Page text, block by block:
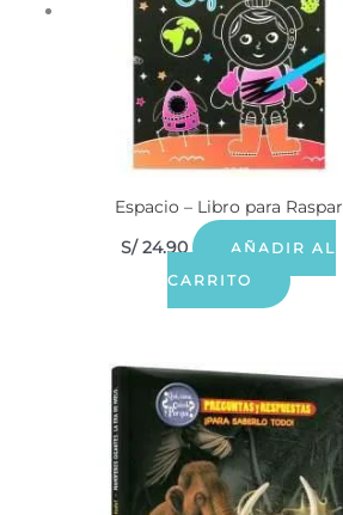
Espacio – Libro para Raspar
S/24.90
AÑADIR AL
CARRITO